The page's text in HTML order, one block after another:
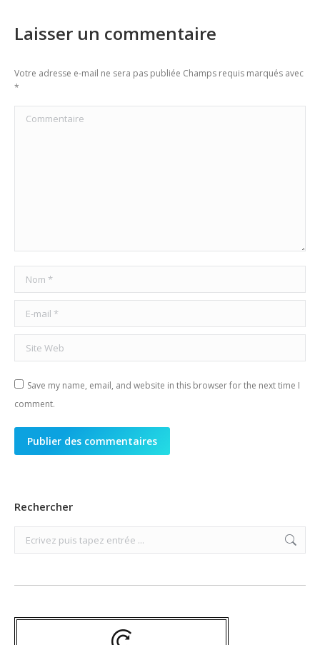
Laisser un commentaire
Votre adresse e-mail ne sera pas publiée Champs requis marqués avec
*
Commentaire
Nom *
E-mail *
Site Web
Save my name, email, and website in this browser for the next time I
comment.
Publier des commentaires
Rechercher
Search: